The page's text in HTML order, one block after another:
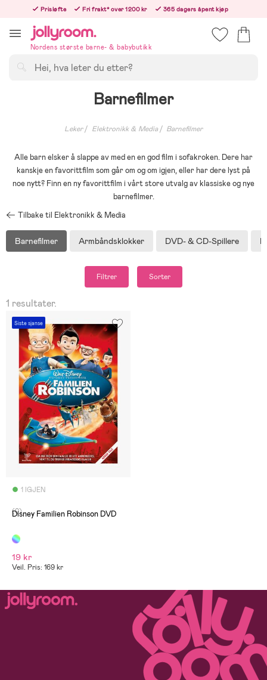
innehållet
Prisløfte Fri frakt* over 1200 kr
365 dagers åpent kjøp
Nordens største barne- & babybutikk
Barnefilmer
Leker Elektronikk & Media Barnefilmer
Alle barn elsker å slappe av med en en god film i sofakroken. Dere har
kanskje en favorittfilm som går om og om igjen, eller har dere lyst på
noe nytt? Finn en ny favorittfilm i vårt store utvalg av klassiske og nye
barnefilmer.
Tilbake til Elektronikk & Media
Barnefilmer Armbåndsklokker DVD- & CD-Spillere
Filtrer Sorter
1 resultater.
Siste sjanse
1 IGJEN
(0)
Disney Familien Robinson DVD
19 kr
Veil. Pris: 169 kr